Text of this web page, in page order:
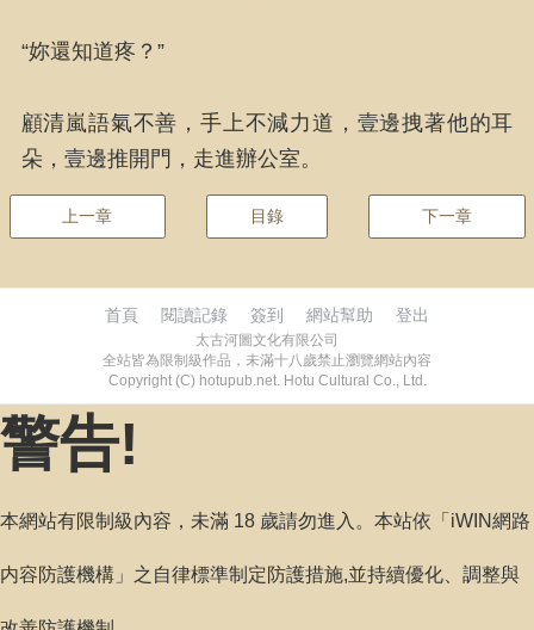
“妳還知道疼？”
顧清嵐語氣不善，手上不減力道，壹邊拽著他的耳
朵，壹邊推開門，走進辦公室。
上一章 目錄 下一章
首頁 閱讀記錄 簽到 網站幫助 登出
太古河圖文化有限公司
全站皆為限制級作品，未滿十八歲禁止瀏覽網站內容
Copyright (C) hotupub.net. Hotu Cultural Co., Ltd.
警告!
本網站有限制級內容，未滿 18 歲請勿進入。本站依「iWIN網路
内容防護機構」之自律標準制定防護措施,並持續優化、調整與